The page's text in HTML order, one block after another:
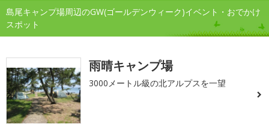
島尾キャンプ場周辺のGW(ゴールデンウィーク)イベント・おでかけ
スポット
雨晴キャンプ場
3000メートル級の北アルプスを一望